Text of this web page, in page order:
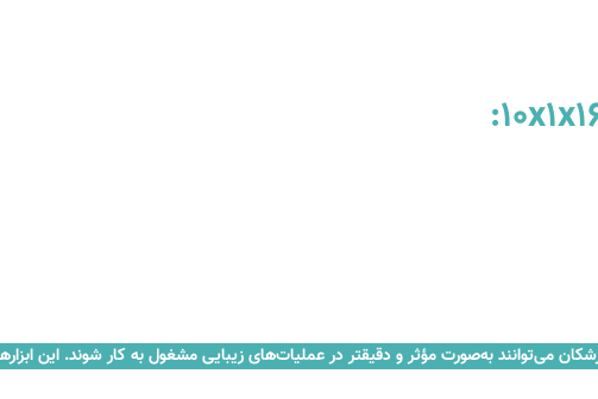
می‌توانند به‌صورت مؤثر و دقیقتر در عملیات‌های زیبایی مشغول به کار شوند. این